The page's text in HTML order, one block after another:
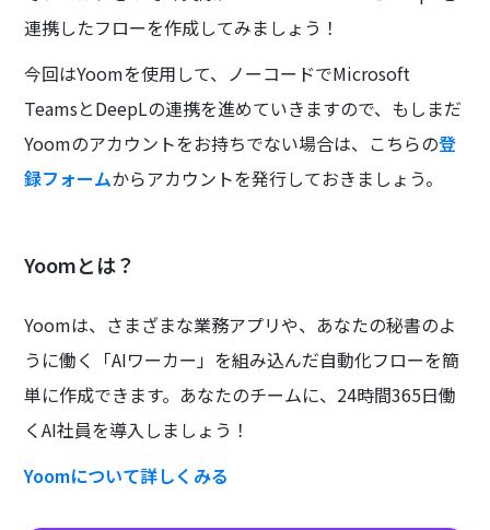
連携したフローを作成してみましょう！
今回はYoomを使用して、ノーコードでMicrosoft
TeamsとDeepLの連携を進めていきますので、もしまだ
Yoomのアカウントをお持ちでない場合は、こちらの登
録フォームからアカウントを発行しておきましょう。
Yoomとは？
Yoomは、さまざまな業務アプリや、あなたの秘書のよ
うに働く「AIワーカー」を組み込んだ自動化フローを簡
単に作成できます。あなたのチームに、24時間365日働
くAI社員を導入しましょう！
Yoomについて詳しくみる